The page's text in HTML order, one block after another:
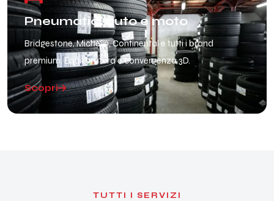
Pneumatici auto e moto
Bridgestone, Michelin, Continental e tutti i brand
premium. Equilibratura e convergenza 3D.
Scopri
TUTTI I SERVIZI